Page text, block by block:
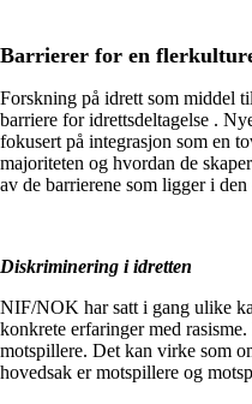
Barrierer for en
Forskning på idrett som middel
barriere for idrettsdeltagelse .
fokusert på integrasjon som en
majoriteten og hvordan de
av de barrierene som ligger i
Diskriminering i idretten
NIF/NOK har satt i gang ulike
konkrete erfaringer med
motspillere. Det kan virke som
hovedsak er motspillere og